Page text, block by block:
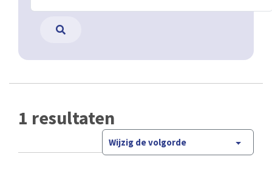
1 resultaten
Wijzig de volgorde